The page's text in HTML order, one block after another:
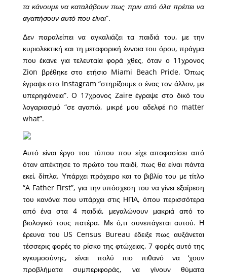
τα κάνουμε να καταλάβουν πως πριν από όλα πρέπει να
αγαπήσουν αυτό που είναι”.
Δεν παραλείπει να αγκαλιάζει τα παιδιά του, με την
κυριολεκτική και τη μεταφορική έννοια του όρου, πράγμα
που έκανε για τελευταία φορά χθες, όταν ο 11χρονος
Zion βρέθηκε στο ετήσιο Miami Beach Pride. Όπως
έγραψε στο Instagram “στηρίζουμε ο ένας τον άλλον, με
υπερηφάνεια”. O 17χρονος Zaire έγραψε στο δικό του
λογαριασμό “σε αγαπώ, μικρέ μου αδελφέ no matter
what”.
Αυτό είναι έργο του τύπου που είχε αποφασίσει από
όταν απέκτησε το πρώτο του παιδί, πως θα είναι πάντα
εκεί, δίπλα. Υπάρχει πρόχειρο και το βιβλίο του με τίτλο
“A Father First”, για την υπόσχεση του να γίνει εξαίρεση
του κανόνα που υπάρχει στις ΗΠΑ, όπου περισσότερα
από ένα στα 4 παιδιά, μεγαλώνουν μακριά από το
βιολογικό τους πατέρα. Με ό,τι συνεπάγεται αυτού. Η
έρευνα του US Census Bureau έδειξε πως αυξάνεται
τέσσερις φορές το ρίσκο της φτώχειας, 7 φορές αυτό της
εγκυμοσύνης, είναι πολύ πιο πιθανό να ‘χουν
προβλήματα συμπεριφοράς, να γίνουν θύματα